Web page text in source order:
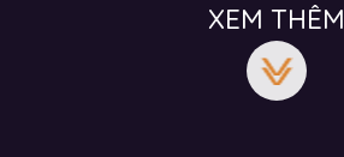
XEM THÊM